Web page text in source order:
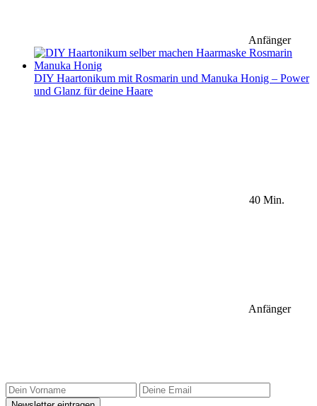
Anfänger
DIY Haartonikum mit Rosmarin und Manuka Honig – Power
und Glanz für deine Haare
40 Min.
Anfänger